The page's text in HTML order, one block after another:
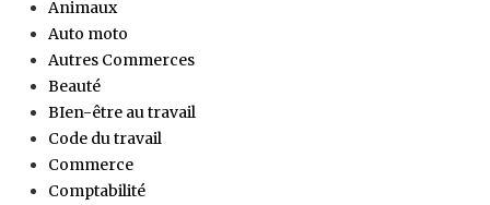
Animaux
Auto moto
Autres Commerces
Beauté
BIen-être au travail
Code du travail
Commerce
Comptabilité